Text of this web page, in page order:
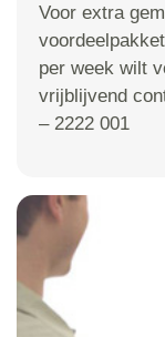
Voor extra
per week wilt
vrijblijvend
– 2222 001